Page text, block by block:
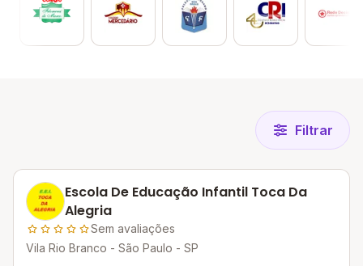
Filtrar
Escola De Educação Infantil Toca Da
Alegria
Sem avaliações
Vila Rio Branco - São Paulo - SP